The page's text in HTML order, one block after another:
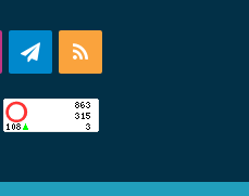
Telegram